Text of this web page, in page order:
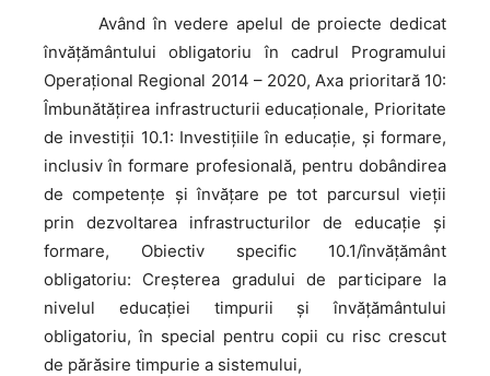
Având în vedere apelul de proiecte dedicat
învăţământului obligatoriu în cadrul Programului
Operaţional Regional 2014 – 2020, Axa prioritară 10:
Îmbunătățirea infrastructurii educaționale, Prioritate
de investiții 10.1: Investițiile în educație, și formare,
inclusiv în formare profesională, pentru dobândirea
de competențe și învățare pe tot parcursul vieții
prin dezvoltarea infrastructurilor de educație și
formare, Obiectiv specific 10.1/învăţământ
obligatoriu: Creșterea gradului de participare la
nivelul educaţiei timpurii şi învăţământului
obligatoriu, în special pentru copii cu risc crescut
de părăsire timpurie a sistemului,